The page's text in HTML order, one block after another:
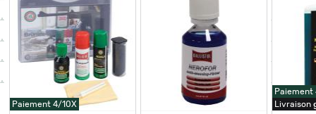
Paiement 4/10X
Paiement
Livraison